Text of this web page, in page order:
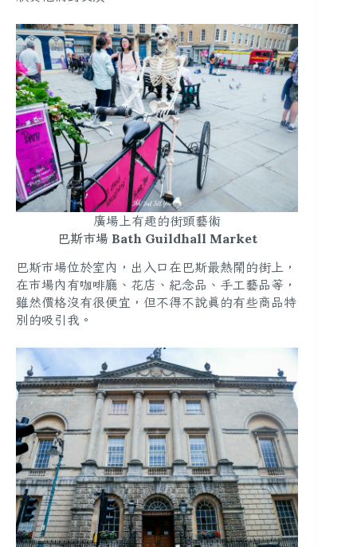
廣場上有趣的街頭藝術
巴斯市場 Bath Guildhall Market
巴斯市場位於室內，出入口在巴斯最熱鬧的街上，
在市場內有咖啡廳、花店、紀念品、手工藝品等，
雖然價格沒有很便宜，但不得不說真的有些商品特
別的吸引我。